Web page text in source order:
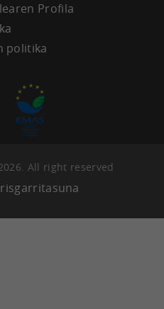
Profila
politika
All right reserved